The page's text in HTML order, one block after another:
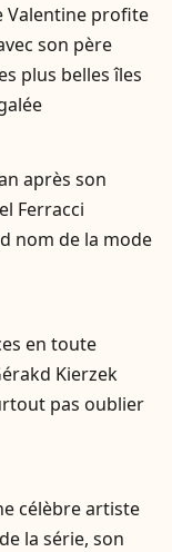
Valentine profite
son père
plus belles îles
après son
Ferracci
nom de la mode
en toute
Kierzek
pas oublier
célèbre artiste
la série, son